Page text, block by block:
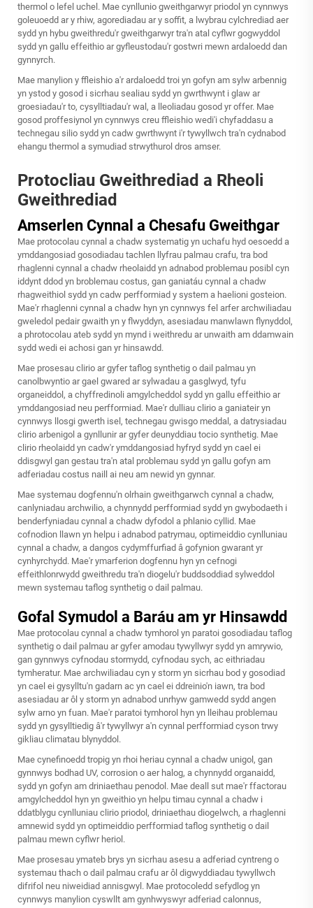
thermol o lefel uchel. Mae cynllunio gweithgarwyr priodol yn cynnwys
goleuoedd ar y rhiw, agorediadau ar y soffit, a lwybrau cylchrediad aer
sydd yn hybu gweithredu'r gweithgarwyr tra'n atal cyflwr gogwyddol
sydd yn gallu effeithio ar gyfleustodau'r gostwri mewn ardaloedd dan
gynnyrch.
Mae manylion y ffleishio a'r ardaloedd troi yn gofyn am sylw arbennig
yn ystod y gosod i sicrhau sealiau sydd yn gwrthwynt i glaw ar
groesiadau'r to, cysylltiadau'r wal, a lleoliadau gosod yr offer. Mae
gosod proffesiynol yn cynnwys creu ffleishio wedi'i chyfaddasu a
technegau silio sydd yn cadw gwrthwynt i'r tywyllwch tra'n cydnabod
ehangu thermol a symudiad strwythurol dros amser.
Protocliau Gweithrediad a Rheoli
Gweithrediad
Amserlen Cynnal a Chesafu Gweithgar
Mae protocolau cynnal a chadw systematig yn uchafu hyd oesoedd a
ymddangosiad gosodiadau tachlen llyfrau palmau crafu, tra bod
rhaglenni cynnal a chadw rheolaidd yn adnabod problemau posibl cyn
iddynt ddod yn broblemau costus, gan ganiatáu cynnal a chadw
rhagweithiol sydd yn cadw perfformiad y system a haelioni gosteion.
Mae'r rhaglenni cynnal a chadw hyn yn cynnwys fel arfer archwiliadau
gweledol pedair gwaith yn y flwyddyn, asesiadau manwlawn flynyddol,
a phrotocolau ateb sydd yn mynd i weithredu ar unwaith am ddamwain
sydd wedi ei achosi gan yr hinsawdd.
Mae prosesau clirio ar gyfer taflog synthetig o dail palmau yn
canolbwyntio ar gael gwared ar sylwadau a gasglwyd, tyfu
organeiddol, a chyffredinoli amgylcheddol sydd yn gallu effeithio ar
ymddangosiad neu perfformiad. Mae'r dulliau clirio a ganiateir yn
cynnwys llosgi gwerth isel, technegau gwisgo meddal, a datrysiadau
clirio arbenigol a gynllunir ar gyfer deunyddiau tocio synthetig. Mae
clirio rheolaidd yn cadw'r ymddangosiad hyfryd sydd yn cael ei
ddisgwyl gan gestau tra'n atal problemau sydd yn gallu gofyn am
adferiadau costus naill ai neu am newid yn gynnar.
Mae systemau dogfennu'n olrhain gweithgarwch cynnal a chadw,
canlyniadau archwilio, a chynnydd perfformiad sydd yn gwybodaeth i
benderfyniadau cynnal a chadw dyfodol a phlanio cyllid. Mae
cofnodion llawn yn helpu i adnabod patrymau, optimeiddio cynlluniau
cynnal a chadw, a dangos cydymffurfiad â gofynion gwarant yr
cynhyrchydd. Mae'r ymarferion dogfennu hyn yn cefnogi
effeithlonrwydd gweithredu tra'n diogelu'r buddsoddiad sylweddol
mewn systemau taflog synthetig o dail palmau.
Gofal Symudol a Baráu am yr Hinsawdd
Mae protocolau cynnal a chadw tymhorol yn paratoi gosodiadau taflog
synthetig o dail palmau ar gyfer amodau tywyllwyr sydd yn amrywio,
gan gynnwys cyfnodau stormydd, cyfnodau sych, ac eithriadau
tymheratur. Mae archwiliadau cyn y storm yn sicrhau bod y gosodiad
yn cael ei gysylltu'n gadarn ac yn cael ei ddreinio'n iawn, tra bod
asesiadau ar ôl y storm yn adnabod unrhyw gamwedd sydd angen
sylw arno yn fuan. Mae'r paratoi tymhorol hyn yn lleihau problemau
sydd yn gysylltiedig â'r tywyllwyr a'n cynnal perfformiad cyson trwy
gikliau climatau blynyddol.
Mae cynefinoedd tropig yn rhoi heriau cynnal a chadw unigol, gan
gynnwys bodhad UV, corrosion o aer halog, a chynnydd organaidd,
sydd yn gofyn am driniaethau penodol. Mae deall sut mae'r ffactorau
amgylcheddol hyn yn gweithio yn helpu timau cynnal a chadw i
ddatblygu cynlluniau clirio priodol, driniaethau diogelwch, a rhaglenni
amnewid sydd yn optimeiddio perfformiad taflog synthetig o dail
palmau mewn cyflwr heriol.
Mae prosesau ymateb brys yn sicrhau asesu a adferiad cyntreng o
systemau thach o dail palmau crafu ar ôl digwyddiadau tywyllwch
difrifol neu niweidiad annisgwyl. Mae protocoledd sefydlog yn
cynnwys manylion cyswllt am gynhwyswyr adferiad calonnus,